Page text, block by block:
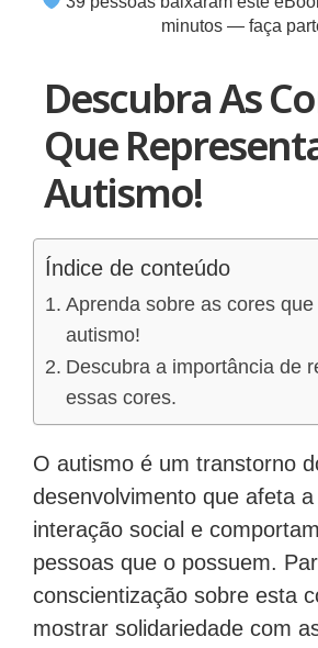
minutos — faça
Descubra As
Que
Autismo!
Índice de conteúdo
Aprenda sobre as cores
autismo!
Descubra a importância de
essas cores.
O autismo é um transtorno
desenvolvimento que afeta
interação social e
pessoas que o possuem.
conscientização sobre esta
mostrar solidariedade com